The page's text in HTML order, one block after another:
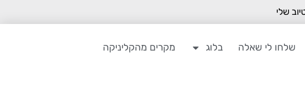
שלי
שלחו לי שאלה בלוג מקרים מהקליניקה